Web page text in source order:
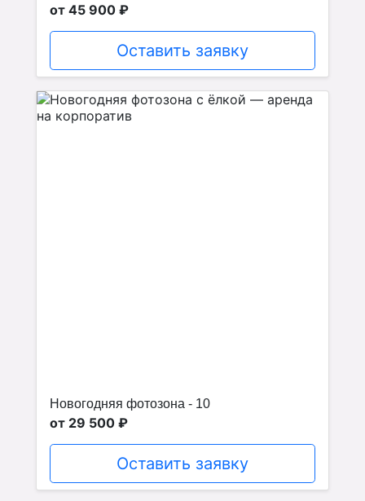
от 45 900 ₽
Оставить заявку
Новогодняя фотозона - 10
от 29 500 ₽
Оставить заявку